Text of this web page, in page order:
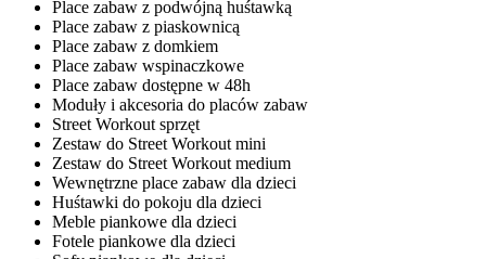
Place zabaw z podwójną huśtawką
Place zabaw z piaskownicą
Place zabaw z domkiem
Place zabaw wspinaczkowe
Place zabaw dostępne w 48h
Moduły i akcesoria do placów zabaw
Street Workout sprzęt
Zestaw do Street Workout mini
Zestaw do Street Workout medium
Wewnętrzne place zabaw dla dzieci
Huśtawki do pokoju dla dzieci
Meble piankowe dla dzieci
Fotele piankowe dla dzieci